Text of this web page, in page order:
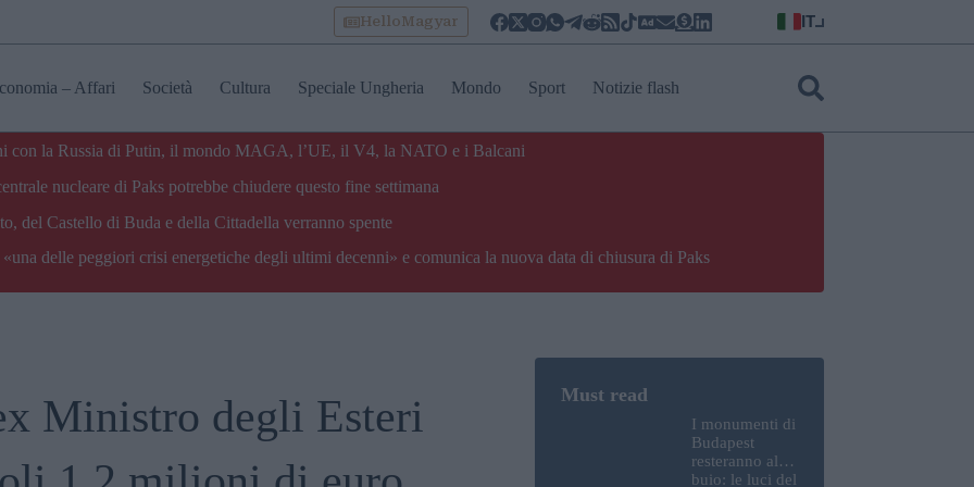
HelloMagyar IT
– Affari Società Cultura Speciale Ungheria Mondo Sport Notizie flash
con la Russia di Putin, il mondo MAGA, l’UE, il V4, la NATO e i Balcani
nucleare di Paks potrebbe chiudere questo fine settimana
del Castello di Buda e della Cittadella verranno spente
delle peggiori crisi energetiche degli ultimi decenni» e comunica la nuova data di chiusura di Paks
Ministro degli Esteri
I monumenti di
Budapest
resteranno al
buio: le luci del